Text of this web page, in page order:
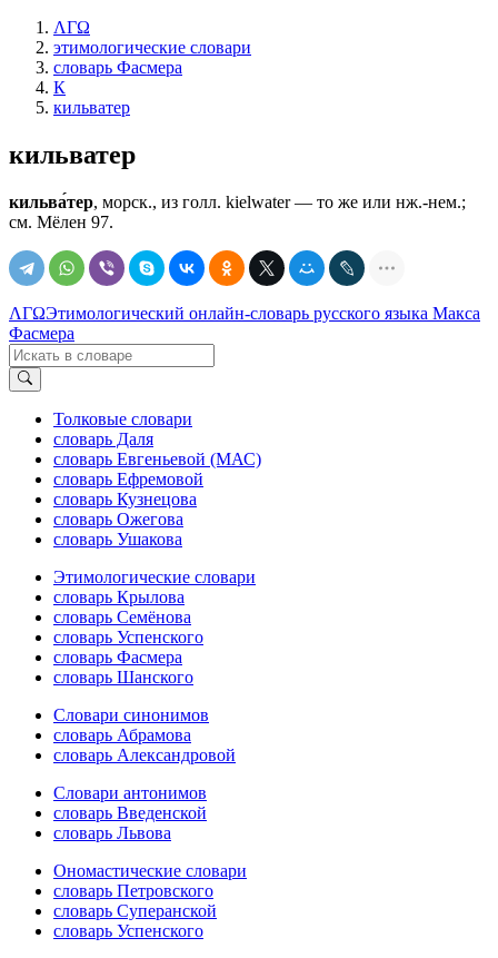
ΛΓΩ
этимологические словари
словарь Фасмера
К
кильватер
кильватер
кильва́тер, морск., из голл. kielwater — то же или нж.-нем.;
см. Мёлен 97.
ΛΓΩЭтимологический онлайн-словарь русского языка Макса
Фасмера
Толковые словари
словарь Даля
словарь Евгеньевой (МАС)
словарь Ефремовой
словарь Кузнецова
словарь Ожегова
словарь Ушакова
Этимологические словари
словарь Крылова
словарь Семёнова
словарь Успенского
словарь Фасмера
словарь Шанского
Словари синонимов
словарь Абрамова
словарь Александровой
Словари антонимов
словарь Введенской
словарь Львова
Ономастические словари
словарь Петровского
словарь Суперанской
словарь Успенского